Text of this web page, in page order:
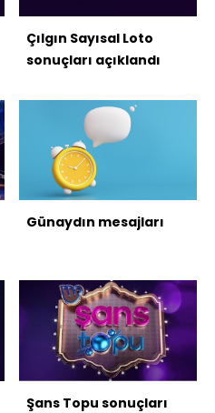
Çılgın Sayısal Loto
sonuçları açıklandı
Günaydın mesajları
Şans Topu sonuçları